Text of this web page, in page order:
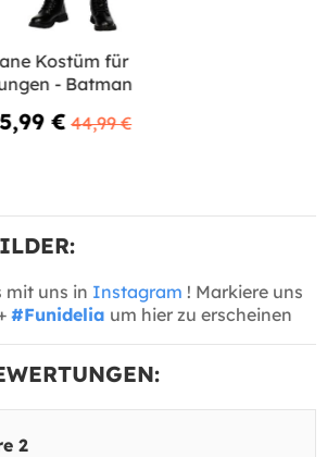
Kostüm für
- Batman
€ 44,99 €
mit uns in Instagram ! Markiere uns
#Funidelia um hier zu erscheinen
2